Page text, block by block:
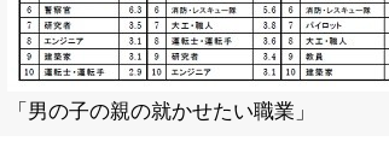
「男の子の親の就かせたい職業」